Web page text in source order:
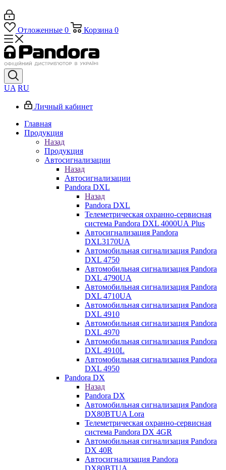
Отложенные 0 Корзина 0
UA RU
Личный кабинет
Главная
Продукция
Назад
Продукция
Автосигнализации
Назад
Автосигнализации
Pandora DXL
Назад
Pandora DXL
Телеметрическая охранно-сервисная
система Pandora DXL 4000UA Plus
Автосигнализация Pandora
DXL3170UA
Автомобильная сигнализация Pandora
DXL 4750
Автомобильная сигнализация Pandora
DXL 4790UA
Автомобильная сигнализация Pandora
DXL 4710UA
Автомобильная сигнализация Pandora
DXL 4910
Автомобильная сигнализация Pandora
DXL 4970
Автомобильная сигнализация Pandora
DXL 4910L
Автомобильная сигнализация Pandora
DXL 4950
Pandora DX
Назад
Pandora DX
Автомобильная сигнализация Pandora
DX80BTUA Lora
Телеметрическая охранно-сервисная
система Pandora DX 4GR
Автомобильная сигнализация Pandora
DX 40R
Автосигнализация Pandora
DX80BTUA